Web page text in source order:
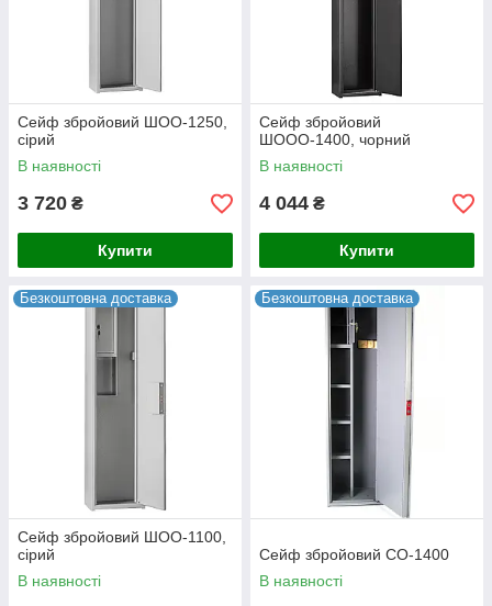
Сейф збройовий ШОО-1250,
сірий
В наявності
3 720 ₴
Купити
Сейф збройовий
ШООО-1400, чорний
В наявності
4 044 ₴
Купити
Безкоштовна доставка
Сейф збройовий ШОО-1100,
сірий
В наявності
Безкоштовна доставка
Сейф збройовий СО-1400
В наявності